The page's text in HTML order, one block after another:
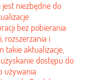
niezbędne do
bez pobierania
rozszerzania i
takie aktualizacje,
dostępu do
używania